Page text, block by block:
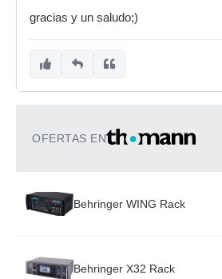
gracias y un saludo;)
OFERTAS EN
Behringer WING Rack
Behringer X32 Rack